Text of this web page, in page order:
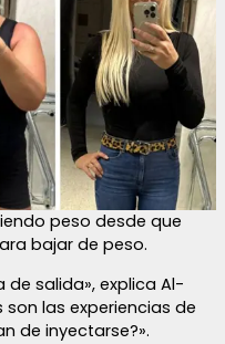
peso desde que
bajar de peso.
salida», explica Al-
son las experiencias de
de inyectarse?».